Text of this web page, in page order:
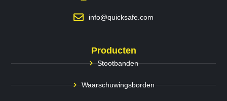
info@quicksafe.com
Producten
Stootbanden
Waarschuwingsborden